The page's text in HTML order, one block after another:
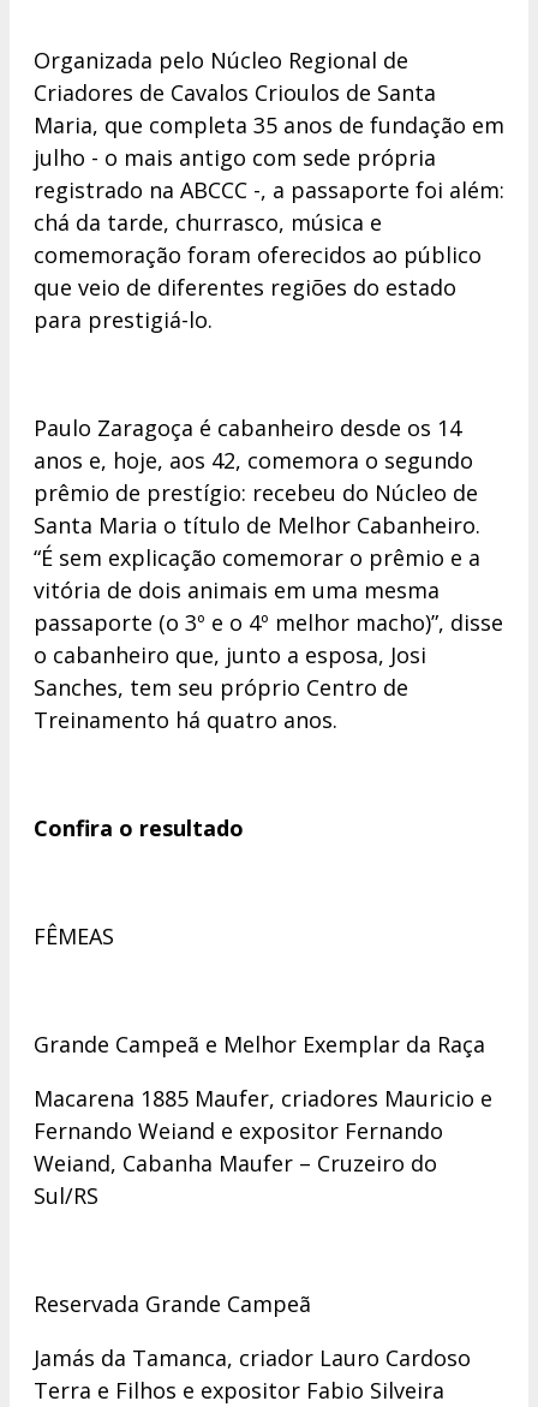
Organizada pelo Núcleo Regional de
Criadores de Cavalos Crioulos de Santa
Maria, que completa 35 anos de fundação em
julho - o mais antigo com sede própria
registrado na ABCCC -, a passaporte foi além:
chá da tarde, churrasco, música e
comemoração foram oferecidos ao público
que veio de diferentes regiões do estado
para prestigiá-lo.
Paulo Zaragoça é cabanheiro desde os 14
anos e, hoje, aos 42, comemora o segundo
prêmio de prestígio: recebeu do Núcleo de
Santa Maria o título de Melhor Cabanheiro.
“É sem explicação comemorar o prêmio e a
vitória de dois animais em uma mesma
passaporte (o 3º e o 4º melhor macho)”, disse
o cabanheiro que, junto a esposa, Josi
Sanches, tem seu próprio Centro de
Treinamento há quatro anos.
Confira o resultado
FÊMEAS
Grande Campeã e Melhor Exemplar da Raça
Macarena 1885 Maufer, criadores Mauricio e
Fernando Weiand e expositor Fernando
Weiand, Cabanha Maufer – Cruzeiro do
Sul/RS
Reservada Grande Campeã
Jamás da Tamanca, criador Lauro Cardoso
Terra e Filhos e expositor Fabio Silveira